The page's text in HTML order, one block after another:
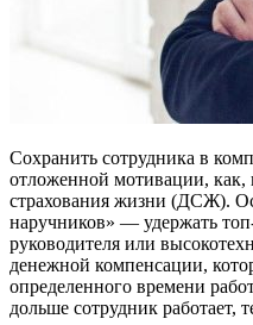
Сохранить сотрудника в
отложенной мотивации, как,
страхования жизни (ДСЖ).
наручников» — удержать
руководителя или
денежной компенсации,
определенного времени
дольше сотрудник работает,